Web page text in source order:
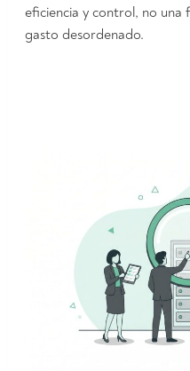
eficiencia y control, no
gasto desordenado.